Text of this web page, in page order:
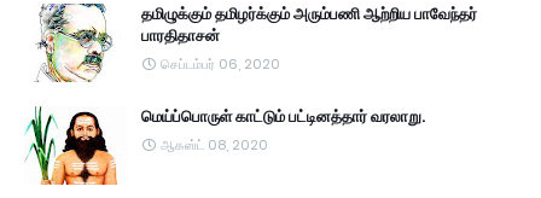
தமிழுக்கும் தமிழர்க்கும் அரும்பணி ஆற்றிய பாவேந்தர்
பாரதிதாசன்
செப்டம்பர் 06, 2020
மெய்ப்பொருள் காட்டும் பட்டினத்தார் வரலாறு.
ஆகஸ்ட் 08, 2020